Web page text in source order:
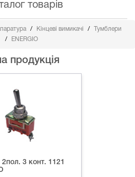
товарів
Кінцеві вимикачі
Тумблери
ENERGIO
продукція
3 конт. 1121